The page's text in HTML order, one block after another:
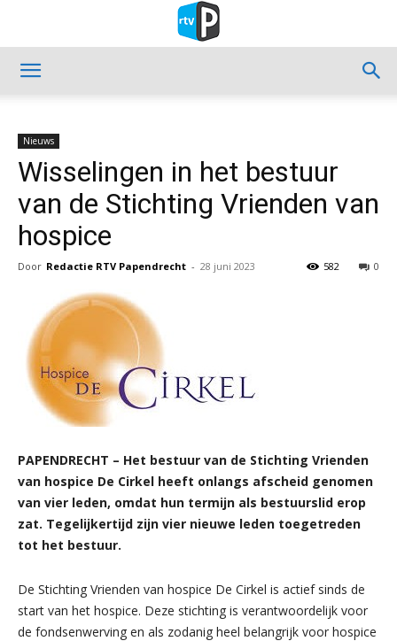
Nieuws
Wisselingen in het bestuur
van de Stichting Vrienden van
hospice
Door Redactie RTV Papendrecht - 28 juni 2023 0
582
PAPENDRECHT – Het bestuur van de Stichting Vrienden
van hospice De Cirkel heeft onlangs afscheid genomen
van vier leden, omdat hun termijn als bestuurslid erop
zat. Tegelijkertijd zijn vier nieuwe leden toegetreden
tot het bestuur.
De Stichting Vrienden van hospice De Cirkel is actief sinds de
start van het hospice. Deze stichting is verantwoordelijk voor
de fondsenwerving en als zodanig heel belangrijk voor hospice